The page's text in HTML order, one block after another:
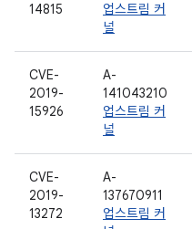
14815
업스트림 커
널
CVE-
2019-
15926
A-
141043210
업스트림 커
널
CVE-
2019-
13272
A-
137670911
업스트림 커